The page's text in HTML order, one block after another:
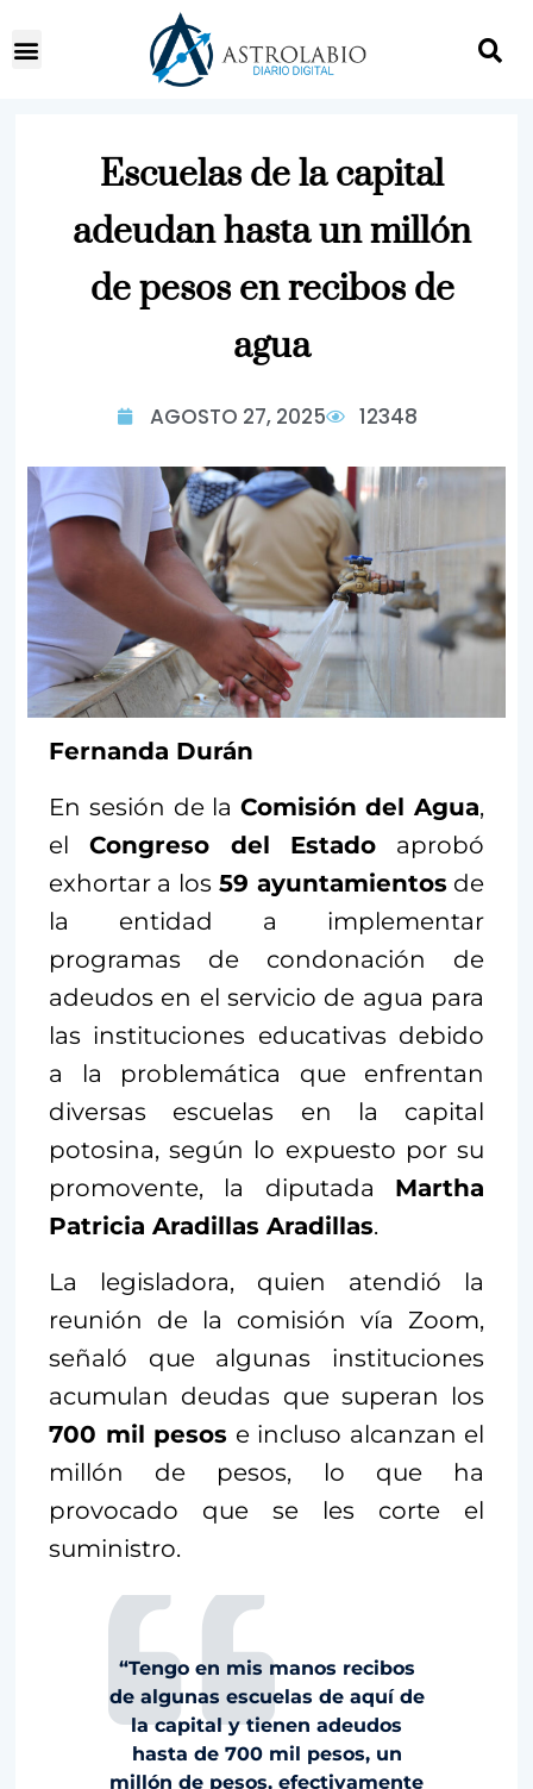
Escuelas de la capital
adeudan hasta un millón
de pesos en recibos de
agua
AGOSTO 27, 2025 12348
Fernanda Durán
En sesión de laComisión del Agua,
el Congreso del Estado aprobó
exhortar a los 59 ayuntamientos de
la entidad a implementar
programas de condonación de
adeudos en el servicio de agua para
las instituciones educativas debido
a la problemática que enfrentan
diversas escuelas en la capital
potosina, según lo expuesto por su
promovente, la diputada Martha
Patricia Aradillas Aradillas.
La legisladora, quien atendió la
reunión de la comisión vía Zoom,
señaló que algunas instituciones
acumulan deudas que superan los
700 mil pesos e incluso alcanzan el
millón de pesos, lo que ha
provocado que se les corte el
suministro.
“Tengo en mis manos recibos
de algunas escuelas de aquí de
la capital y tienen adeudos
hasta de 700 mil pesos, un
millón de pesos, efectivamente